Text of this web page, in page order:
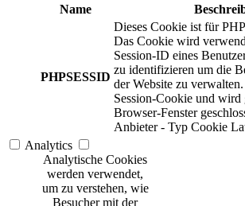
Name
PHPSESSID
Dieses Cookie ist für
Das Cookie wird
Session-ID eines
zu identifizieren um die
der Website zu
Session-Cookie und wird
Browser-Fenster
Anbieter - Typ Cookie
Analytics
Analytische Cookies
werden verwendet,
um zu verstehen, wie
Besucher mit der